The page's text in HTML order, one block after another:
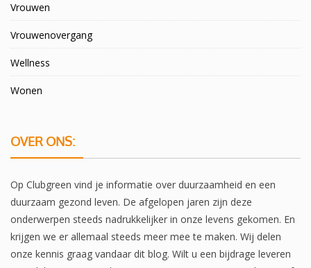
Vrouwen
Vrouwenovergang
Wellness
Wonen
OVER ONS:
Op Clubgreen vind je informatie over duurzaamheid en een
duurzaam gezond leven. De afgelopen jaren zijn deze
onderwerpen steeds nadrukkelijker in onze levens gekomen. En
krijgen we er allemaal steeds meer mee te maken. Wij delen
onze kennis graag vandaar dit blog. Wilt u een bijdrage leveren